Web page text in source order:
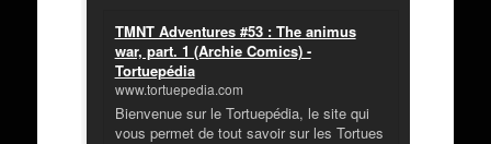
TMNT Adventures #53 : The animus
war, part. 1 (Archie Comics) -
Tortuepédia
www.tortuepedia.com
Bienvenue sur le Tortuepédia, le site qui
vous permet de tout savoir sur les Tortues